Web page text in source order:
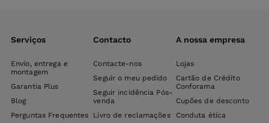
Serviços
Envio, entrega e
montagem
Garantia Plus
Blog
Perguntas Frequentes
Contacto
Contacte-nos
Seguir o meu pedido
Seguir incidência Pós-
venda
Livro de reclamações
A nossa empresa
Lojas
Cartão de Crédito
Conforama
Cupões de desconto
Conduta ética